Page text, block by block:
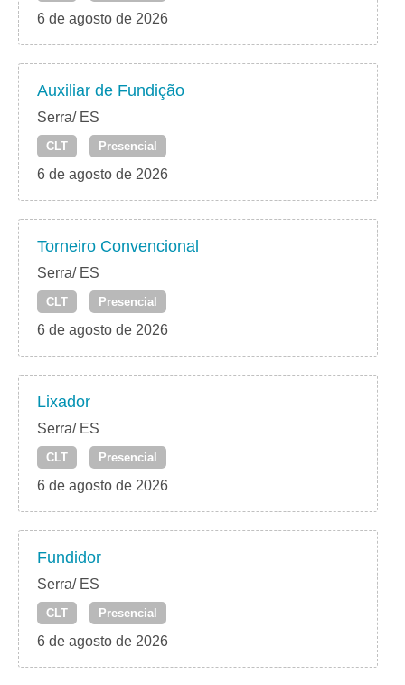
6 de agosto de 2026
Auxiliar de Fundição
Serra/ ES
CLT Presencial
6 de agosto de 2026
Torneiro Convencional
Serra/ ES
CLT Presencial
6 de agosto de 2026
Lixador
Serra/ ES
CLT Presencial
6 de agosto de 2026
Fundidor
Serra/ ES
CLT Presencial
6 de agosto de 2026